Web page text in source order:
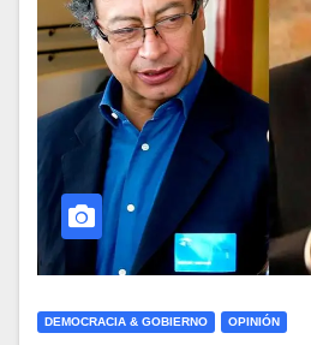
DEMOCRACIA & GOBIERNO OPINIÓN